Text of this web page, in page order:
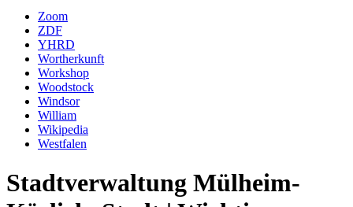
Zoom
ZDF
YHRD
Wortherkunft
Workshop
Woodstock
Windsor
William
Wikipedia
Westfalen
Stadtverwaltung Mülheim-